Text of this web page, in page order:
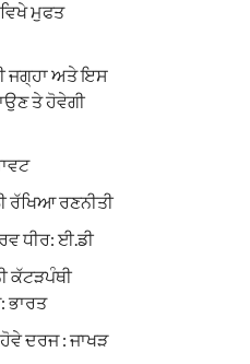
ਮੁਫਤ
ਜਗ੍ਹਾ ਅਤੇ ਇਸ
ਤੇ ਹੋਵੇਗੀ
ਰੱਖਿਆ ਰਣਨੀਤੀ
ਧੀਰ: ਈ.ਡੀ
ਕੱਟੜਪੰਥੀ
ਭਾਰਤ
ਦਰਜ : ਜਾਖੜ